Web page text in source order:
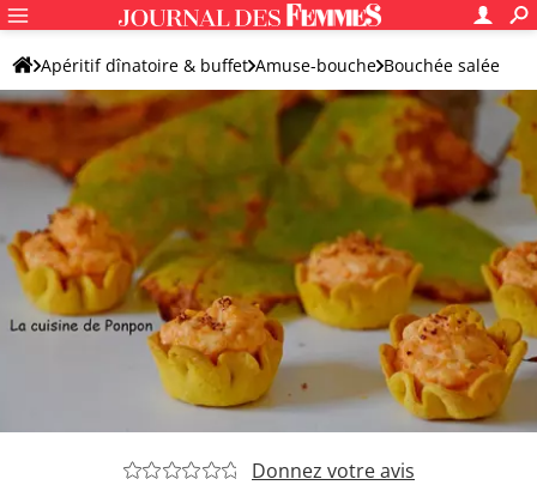
Apéritif dînatoire & buffet Amuse-bouche Bouchée salée
Mise en bouche
Donnez votre avis